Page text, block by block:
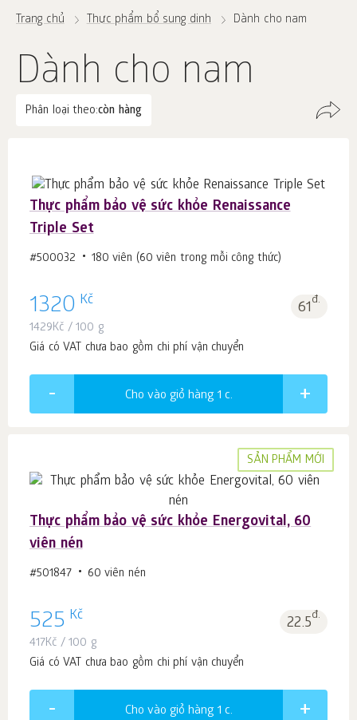
Trang chủ Thực phẩm bổ sung dinh Dành cho nam
Dành cho nam
Phân loại theo:còn hàng
Thực phẩm bảo vệ sức khỏe Renaissance
Triple Set
#500032 180 viên (60 viên trong mỗi công thức)
1320 Kč 61đ.
1429Kč / 100 g
Giá có VAT chưa bao gồm chi phí vận chuyển
Cho vào giỏ hàng 1 c.
SẢN PHẨM MỚI
Thực phẩm bảo vệ sức khỏe Energovital, 60
viên nén
#501847 60 viên nén
525 Kč 22.5đ.
417Kč / 100 g
Giá có VAT chưa bao gồm chi phí vận chuyển
Cho vào giỏ hàng 1 c.